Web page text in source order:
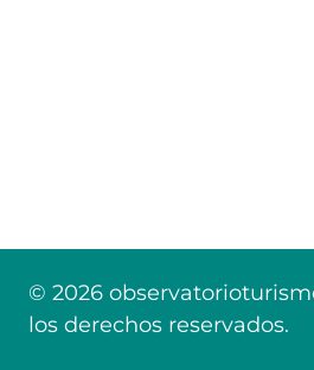
© 2026
los derechos reservados.